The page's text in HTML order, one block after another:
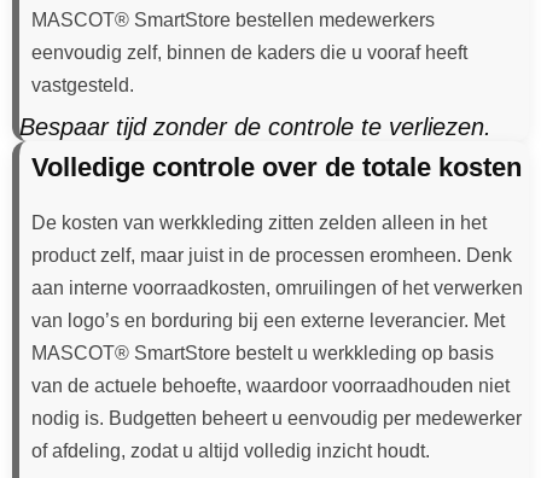
MASCOT® SmartStore bestellen medewerkers
eenvoudig zelf, binnen de kaders die u vooraf heeft
vastgesteld.
Bespaar tijd zonder de controle te verliezen.
Volledige controle over de totale kosten
De kosten van werkkleding zitten zelden alleen in het
product zelf, maar juist in de processen eromheen. Denk
aan interne voorraadkosten, omruilingen of het verwerken
van logo’s en borduring bij een externe leverancier. Met
MASCOT® SmartStore bestelt u werkkleding op basis
van de actuele behoefte, waardoor voorraadhouden niet
nodig is. Budgetten beheert u eenvoudig per medewerker
of afdeling, zodat u altijd volledig inzicht houdt.